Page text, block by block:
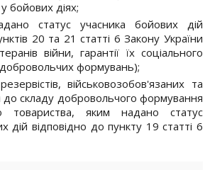
бойових діях;
статус учасника бойових дій
20 та 21 статті 6 Закону України
війни, гарантії їх соціального
формувань);
військовозобов'язаних та
до складу добровольчого формування
товариства, яким надано статус
дій відповідно до пункту 19 статті 6